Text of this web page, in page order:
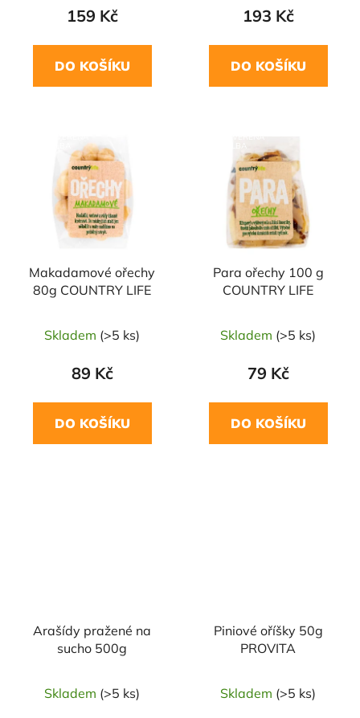
159 Kč
DO KOŠÍKU
193 Kč
DO KOŠÍKU
Makadamové ořechy
80g COUNTRY LIFE
Skladem (>5 ks)
89 Kč
DO KOŠÍKU
Para ořechy 100 g
COUNTRY LIFE
Skladem (>5 ks)
79 Kč
DO KOŠÍKU
Arašídy pražené na
sucho 500g
Skladem (>5 ks)
Piniové oříšky 50g
PROVITA
Skladem (>5 ks)